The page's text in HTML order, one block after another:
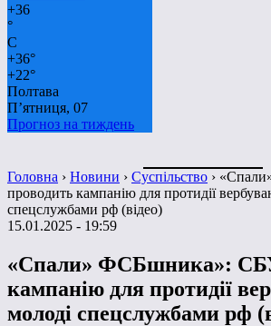
+36
°
C
+36°
+22°
Полтава
П’ятниця, 07
Прогноз на тиждень
Головна › Новини › Суспільство ›
проводить кампанію для протидії
спецслужбами рф (відео)
15.01.2025 - 19:59
«Спали» ФСБшника»:
кампанію для протидії
молоді спецслужбами рф